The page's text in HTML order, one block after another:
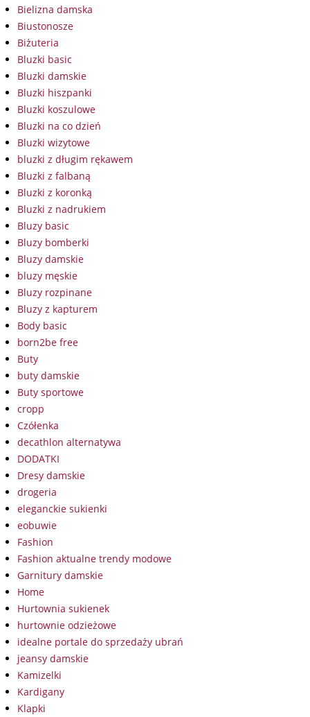
Bielizna damska
Biustonosze
Biżuteria
Bluzki basic
Bluzki damskie
Bluzki hiszpanki
Bluzki koszulowe
Bluzki na co dzień
Bluzki wizytowe
bluzki z długim rękawem
Bluzki z falbaną
Bluzki z koronką
Bluzki z nadrukiem
Bluzy basic
Bluzy bomberki
Bluzy damskie
bluzy męskie
Bluzy rozpinane
Bluzy z kapturem
Body basic
born2be free
Buty
buty damskie
Buty sportowe
cropp
Czółenka
decathlon alternatywa
DODATKI
Dresy damskie
drogeria
eleganckie sukienki
eobuwie
Fashion
Fashion aktualne trendy modowe
Garnitury damskie
Home
Hurtownia sukienek
hurtownie odzieżowe
idealne portale do sprzedaży ubrań
jeansy damskie
Kamizelki
Kardigany
Klapki